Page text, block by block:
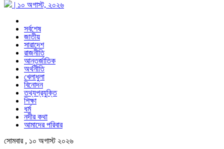
| ১০ অগাস্ট, ২০২৬
সর্বশেষ
জাতীয়
সারাদেশ
রাজনীতি
আন্তর্জাতিক
অর্থনীতি
খেলাধুলা
বিনোদন
তথ্যপ্রযুক্তি
শিক্ষা
ধর্ম
নদীর কথা
আমাদের পরিবার
সোমবার , ১০ অগাস্ট ২০২৬